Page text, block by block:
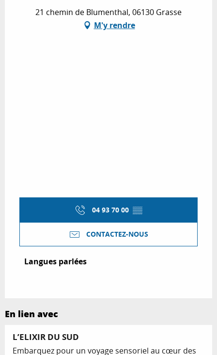
21 chemin de Blumenthal, 06130 Grasse
M'y rendre
04 93 70 00 ▒▒
CONTACTEZ-NOUS
Langues parlées
Langues parlées
En lien avec
L’ELIXIR DU SUD
Embarquez pour un voyage sensoriel au cœur des